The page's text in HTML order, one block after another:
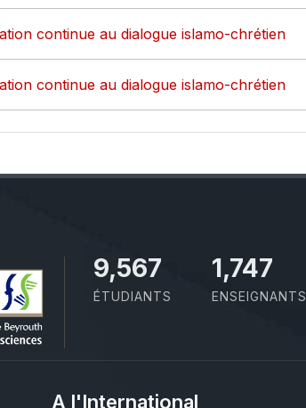
continue au dialogue islamo-chrétien
continue au dialogue islamo-chrétien
10,801
ÉTUDIANTS
1,973
ENSEIGNANTS
A l'International